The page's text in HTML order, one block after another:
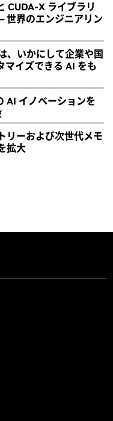
CUDA-X ライブラリ
界のエンジニアリン
、いかにして企業や国
マイズできる AI をも
AI イノベーションを
リーおよび次世代メモ
拡大